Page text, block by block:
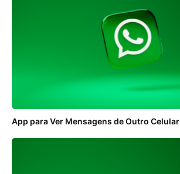
App para Ver Mensagens de Outro Celular